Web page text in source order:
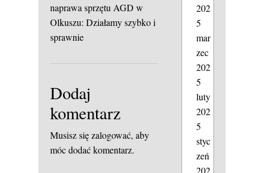
naprawa sprzętu AGD w
Olkuszu: Działamy szybko i
sprawnie
Dodaj
komentarz
Musisz sięzalogować, aby
móc dodać komentarz.
202
5
mar
zec
202
5
luty
202
5
styc
zeń
202